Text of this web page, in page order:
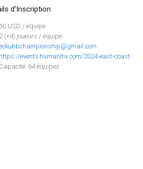
d'Inscription
60 USD / équipe
2 (+4) joueurs / équipe
Capacité: 64 équipes
mars 2025|États-Unis
Spring Has Sprung
22 mars 2025 États-Unis
KUBB-o-LOCO tornooi